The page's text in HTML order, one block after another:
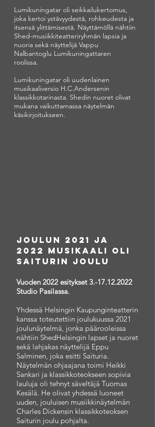
Lumikuningatar oli seikkailukertomus,
joka kertoi ystävyydestä, rohkeudesta ja
itsensä ylittämisestä. Näyttämöllä nähtiin
Shed-musiikkiteatteriryhmän lapsia ja
nuoria sekä näyttelijä Vappu
Nalbantoglu Lumikuningattaren
roolissa.
Lumikuningatar oli uudenlainen
musikaaliversio H.C.Andersenin
klassikkotarinasta. Shedin nuoret olivat
mukana vaikuttamassa näytelmän
käsikirjoitukseen.
Joulun 2021 ja
2022 musikaali oLI
Saiturin joulu
Vuoden 2022 esitykset3.-17.12.2022
Studio Pasilassa.
Yhdessä Helsingin Kaupunginteatterin
kanssa toteutettiin joulukuussa 2021
joulunäytelmä, jonka päärooleissa
nähtiin ShedHelsingin lapset ja nuoret
sekä lahjakas näyttelijä Eppu
Salminen, joka esitti Saituria.
Näytelmän ohjaajana toimi Heikki
Sankari ja klassikkoteokseen sopivia
lauluja oli tehnyt säveltäjä Tuomas
Kesälä. He olivat yhdessä luoneet
uuden, jouluisen musiikkinäytelmän
Charles Dickensin klassikkoteoksen
Saiturin joulu pohjalta.